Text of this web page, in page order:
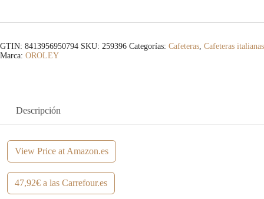
GTIN: 8413956950794 SKU: 259396 Categorías: Cafeteras, Cafeteras italianas
Marca: OROLEY
Descripción
View Price at Amazon.es
47,92€ a las Carrefour.es